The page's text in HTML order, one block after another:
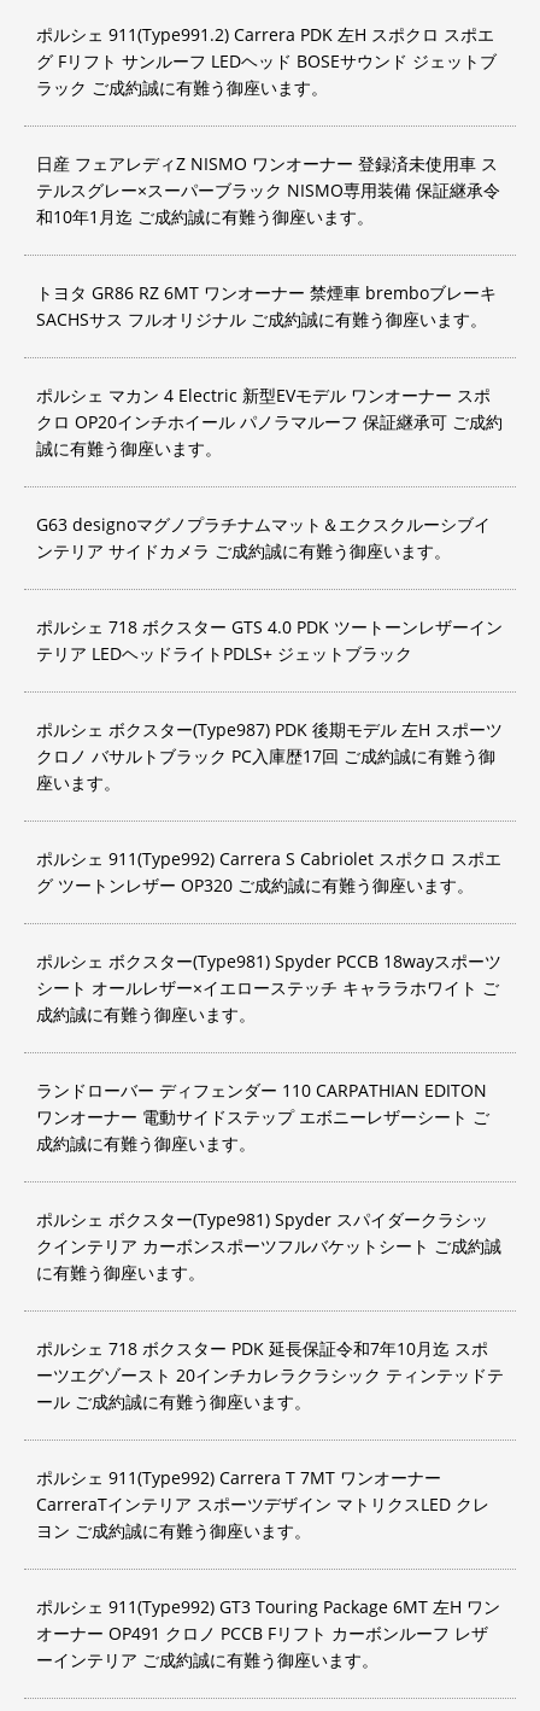
ポルシェ 911(Type991.2) Carrera PDK 左H スポクロ スポエ
グ Fリフト サンルーフ LEDヘッド BOSEサウンド ジェットブ
ラック ご成約誠に有難う御座います。
日産 フェアレディZ NISMO ワンオーナー 登録済未使用車 ス
テルスグレー×スーパーブラック NISMO専用装備 保証継承令
和10年1月迄 ご成約誠に有難う御座います。
トヨタ GR86 RZ 6MT ワンオーナー 禁煙車 bremboブレーキ
SACHSサス フルオリジナル ご成約誠に有難う御座います。
ポルシェ マカン 4 Electric 新型EVモデル ワンオーナー スポ
クロ OP20インチホイール パノラマルーフ 保証継承可 ご成約
誠に有難う御座います。
G63 designoマグノプラチナムマット＆エクスクルーシブイ
ンテリア サイドカメラ ご成約誠に有難う御座います。
ポルシェ 718 ボクスター GTS 4.0 PDK ツートーンレザーイン
テリア LEDヘッドライトPDLS+ ジェットブラック
ポルシェ ボクスター(Type987) PDK 後期モデル 左H スポーツ
クロノ バサルトブラック PC入庫歴17回 ご成約誠に有難う御
座います。
ポルシェ 911(Type992) Carrera S Cabriolet スポクロ スポエ
グ ツートンレザー OP320 ご成約誠に有難う御座います。
ポルシェ ボクスター(Type981) Spyder PCCB 18wayスポーツ
シート オールレザー×イエローステッチ キャララホワイト ご
成約誠に有難う御座います。
ランドローバー ディフェンダー 110 CARPATHIAN EDITON
ワンオーナー 電動サイドステップ エボニーレザーシート ご
成約誠に有難う御座います。
ポルシェ ボクスター(Type981) Spyder スパイダークラシッ
クインテリア カーボンスポーツフルバケットシート ご成約誠
に有難う御座います。
ポルシェ 718 ボクスター PDK 延長保証令和7年10月迄 スポ
ーツエグゾースト 20インチカレラクラシック ティンテッドテ
ール ご成約誠に有難う御座います。
ポルシェ 911(Type992) Carrera T 7MT ワンオーナー
CarreraTインテリア スポーツデザイン マトリクスLED クレ
ヨン ご成約誠に有難う御座います。
ポルシェ 911(Type992) GT3 Touring Package 6MT 左H ワン
オーナー OP491 クロノ PCCB Fリフト カーボンルーフ レザ
ーインテリア ご成約誠に有難う御座います。